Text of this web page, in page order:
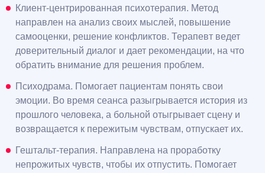
Клиент-центрированная психотерапия. Метод
направлен на анализ своих мыслей, повышение
самооценки, решение конфликтов. Терапевт ведет
доверительный диалог и дает рекомендации, на что
обратить внимание для решения проблем.
Психодрама. Помогает пациентам понять свои
эмоции. Во время сеанса разыгрывается история из
прошлого человека, а больной отыгрывает сцену и
возвращается к пережитым чувствам, отпускает их.
Гештальт-терапия. Направлена на проработку
непрожитых чувств, чтобы их отпустить. Помогает